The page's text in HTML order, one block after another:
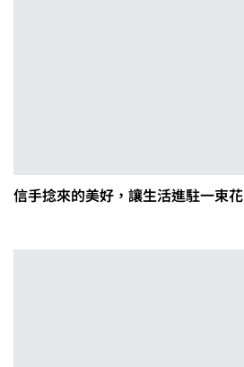
信手捻來的美好，讓生活進駐一束花